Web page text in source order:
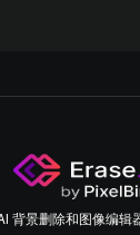
背景删除和图像编辑